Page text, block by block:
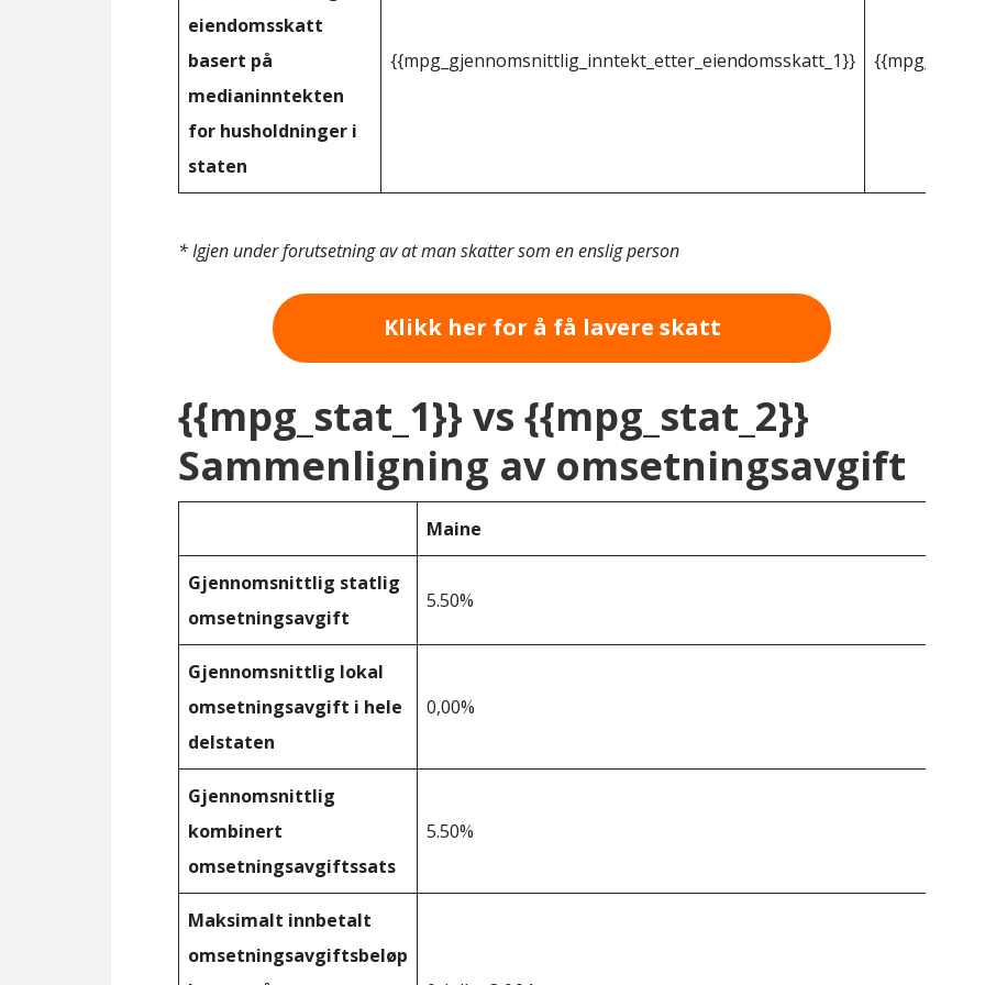
eiendomsskatt
basert på
medianinntekten
for husholdninger i
staten
{{mpg_gjennomsnittlig_inntekt_etter_eiendomsskatt_1}}
* Igjen under forutsetning av at man skatter som en enslig person
Klikk her for å få lavere skatt
{{mpg_stat_1}} vs {{mpg_stat_2}}
Sammenligning av omsetningsavgift
Maine
Gjennomsnittlig statlig
omsetningsavgift
5.50%
Gjennomsnittlig lokal
omsetningsavgift i hele
delstaten
0,00%
Gjennomsnittlig
kombinert
omsetningsavgiftssats
5.50%
Maksimalt innbetalt
omsetningsavgiftsbeløp